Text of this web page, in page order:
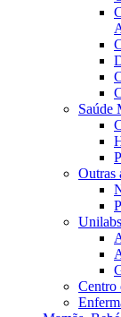
Saúde
Outras
Unilabs
Centro